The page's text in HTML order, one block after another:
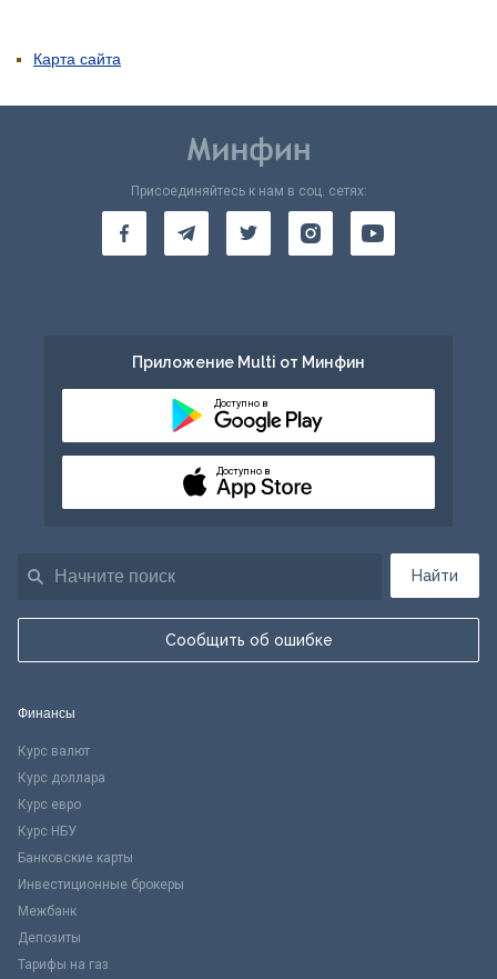
Карта сайта
Найти
Сообщить об ошибке
Присоединяйтесь к нам в соц. сетях:
Приложение Multi от Минфин
Доступно в
Доступно в
Финансы
Курс валют
Курс доллара
Курс евро
Курс НБУ
Банковские карты
Инвестиционные брокеры
Межбанк
Депозиты
Тарифы на газ